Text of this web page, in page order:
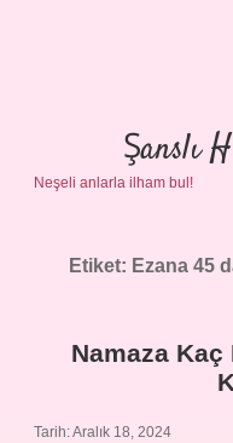
Şanslı
Neşeli anlarla ilham bul!
Etiket: Ezana 45
Namaza
Tarih: Aralık 18, 2024